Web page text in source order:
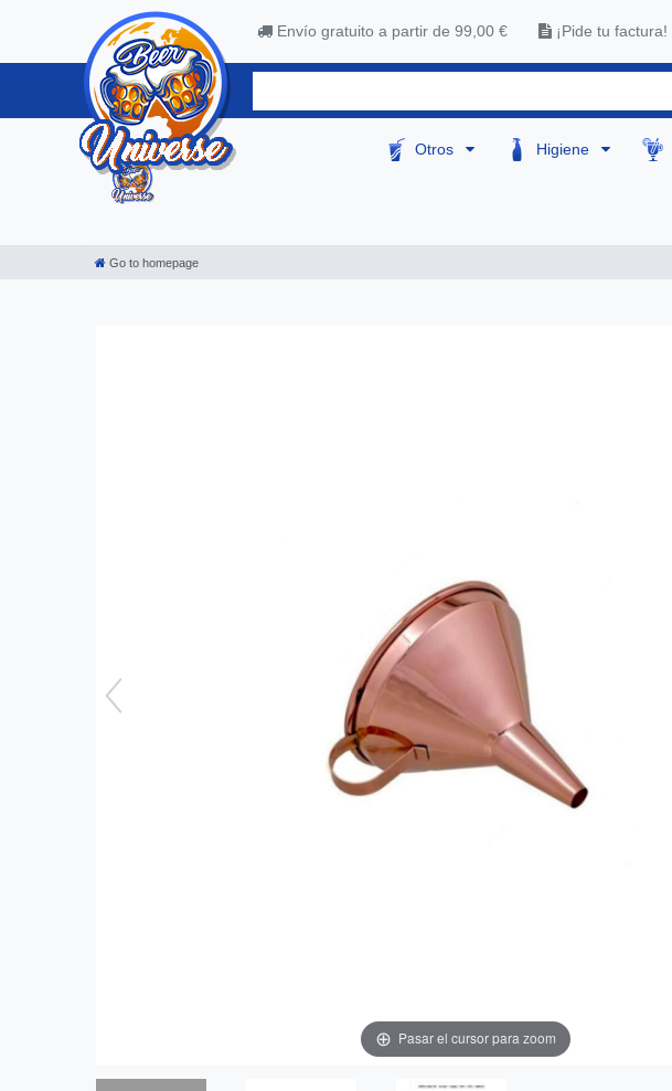
Envío gratuito a partir de 99,00 € ¡Pide tu factura!
Otros Higiene
Go to homepage
Pasar el cursor para zoom